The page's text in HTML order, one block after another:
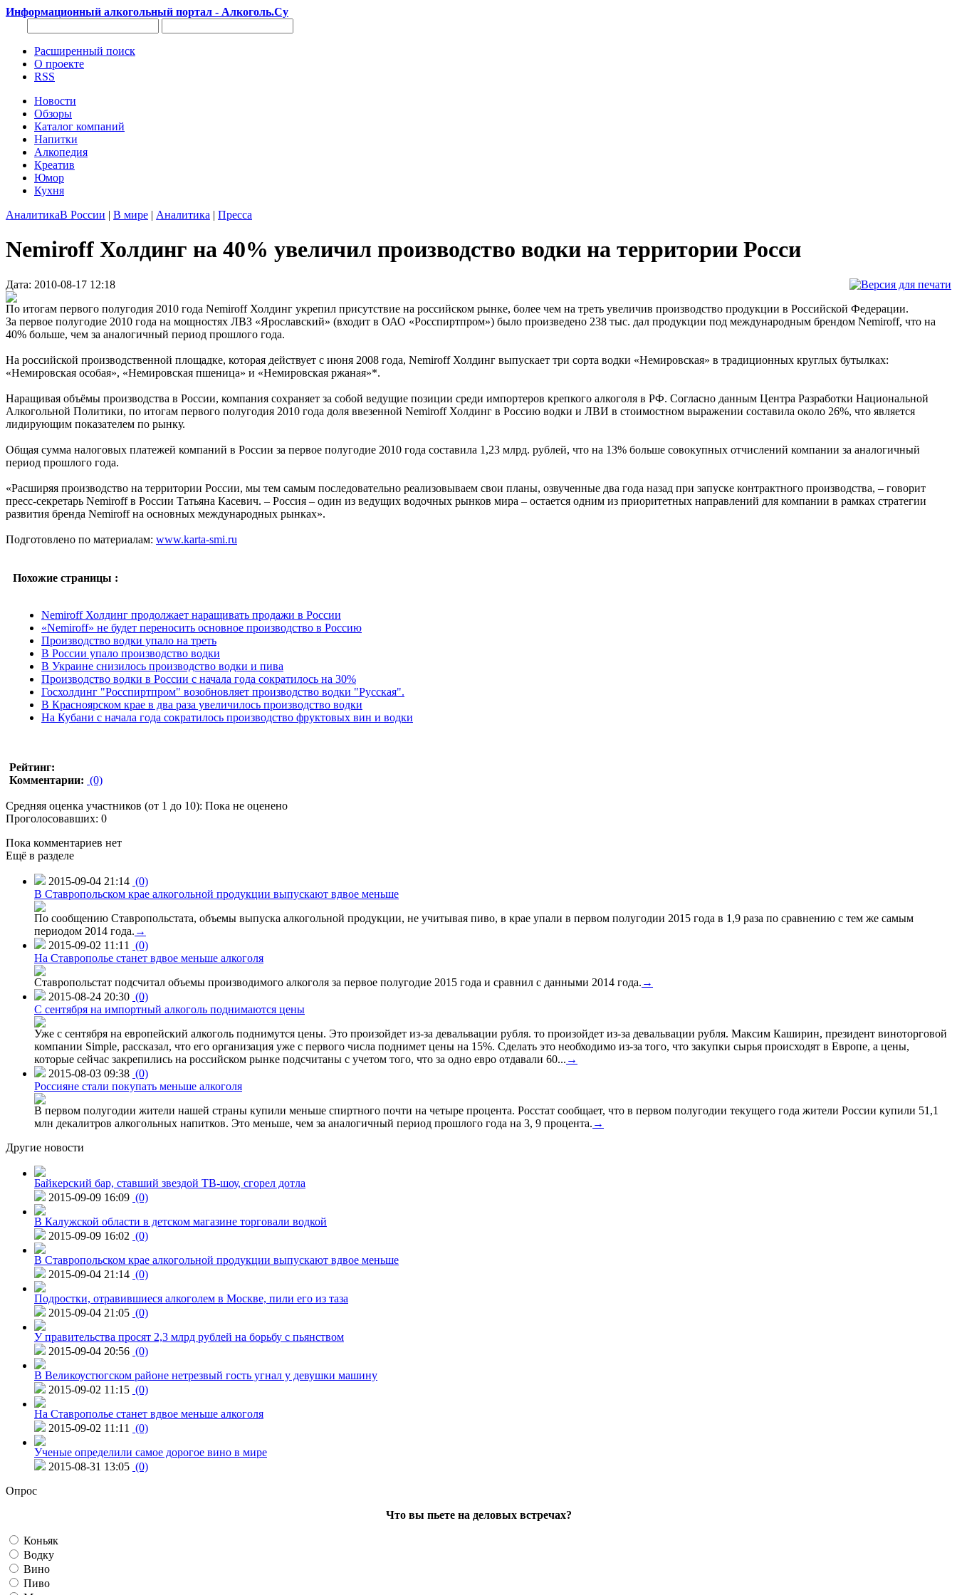
Информационный алкогольный портал - Алкоголь.Су
Расширенный поиск
О проекте
RSS
Новости
Обзоры
Каталог компаний
Напитки
Алкопедия
Креатив
Юмор
Кухня
АналитикаВ России | В мире | Аналитика | Пресса
Nemiroff Холдинг на 40% увеличил производство водки на территории Росси
Дата: 2010-08-17 12:18
По итогам первого полугодия 2010 года Nemiroff Холдинг укрепил присутствие на российском рынке, более чем на треть увеличив производство продукции в Российской Федерации.
За первое полугодие 2010 года на мощностях ЛВЗ «Ярославский» (входит в ОАО «Росспиртпром») было произведено 238 тыс. дал продукции под международным брендом Nemiroff, что на
40% больше, чем за аналогичный период прошлого года.
На российской производственной площадке, которая действует с июня 2008 года, Nemiroff Холдинг выпускает три сорта водки «Немировская» в традиционных круглых бутылках:
«Немировская особая», «Немировская пшеница» и «Немировская ржаная»*.
Наращивая объёмы производства в России, компания сохраняет за собой ведущие позиции среди импортеров крепкого алкоголя в РФ. Согласно данным Центра Разработки Национальной
Алкогольной Политики, по итогам первого полугодия 2010 года доля ввезенной Nemiroff Холдинг в Россию водки и ЛВИ в стоимостном выражении составила около 26%, что является
лидирующим показателем по рынку.
Общая сумма налоговых платежей компаний в России за первое полугодие 2010 года составила 1,23 млрд. рублей, что на 13% больше совокупных отчислений компании за аналогичный
период прошлого года.
«Расширяя производство на территории России, мы тем самым последовательно реализовываем свои планы, озвученные два года назад при запуске контрактного производства, – говорит
пресс-секретарь Nemiroff в России Татьяна Касевич. – Россия – один из ведущих водочных рынков мира – остается одним из приоритетных направлений для компании в рамках стратегии
развития бренда Nemiroff на основных международных рынках».
Подготовлено по материалам: www.karta-smi.ru
Похожие страницы :
Nemiroff Холдинг продолжает наращивать продажи в России
«Nemiroff» не будет переносить основное производство в Россию
Производство водки упало на треть
В России упало производство водки
В Украине снизилось производство водки и пива
Производство водки в России с начала года сократилось на 30%
Госхолдинг "Росспиртпром" возобновляет производство водки "Русская".
В Красноярском крае в два раза увеличилось производство водки
На Кубани с начала года сократилось производство фруктовых вин и водки
Рейтинг:
Комментарии: (0)
Средняя оценка участников (от 1 до 10): Пока не оценено
Проголосовавших: 0
Пока комментариев нет
Ещё в разделе
2015-09-04 21:14 (0)
В Ставропольском крае алкогольной продукции выпускают вдвое меньше
По сообщению Ставропольстата, объемы выпуска алкогольной продукции, не учитывая пиво, в крае упали в первом полугодии 2015 года в 1,9 раза по сравнению с тем же самым
периодом 2014 года. →
2015-09-02 11:11
(0)
На Ставрополье станет вдвое меньше алкоголя
Ставропольстат подсчитал объемы производимого алкоголя за первое полугодие 2015 года и сравнил с данными 2014 года. →
2015-08-24 20:30 (0)
C сентября на импортный алкоголь поднимаются цены
Уже с сентября на европейский алкоголь поднимутся цены. Это произойдет из-за девальвации рубля. то произойдет из-за девальвации рубля. Максим Каширин, президент виноторговой
компании Simple, рассказал, что его организация уже с первого числа поднимет цены на 15%. Сделать это необходимо из-за того, что закупки сырья происходят в Европе, а цены,
которые сейчас закрепились на российском рынке подсчитаны с учетом того, что за одно евро отдавали 60... →
2015-08-03 09:38 (0)
Россияне стали покупать меньше алкоголя
В первом полугодии жители нашей страны купили меньше спиртного почти на четыре процента. Росстат сообщает, что в первом полугодии текущего года жители России купили 51,1
млн декалитров алкогольных напитков. Это меньше, чем за аналогичный период прошлого года на 3, 9 процента. →
Другие новости
Байкерский бар, ставший звездой ТВ-шоу, сгорел дотла
2015-09-09 16:09 (0)
В Калужской области в детском магазине торговали водкой
2015-09-09 16:02 (0)
В Ставропольском крае алкогольной продукции выпускают вдвое меньше
2015-09-04 21:14 (0)
Подростки, отравившиеся алкоголем в Москве, пили его из таза
2015-09-04 21:05 (0)
У правительства просят 2,3 млрд рублей на борьбу с пьянством
2015-09-04 20:56 (0)
В Великоустюгском районе нетрезвый гость угнал у девушки машину
2015-09-02 11:15 (0)
На Ставрополье станет вдвое меньше алкоголя
2015-09-02 11:11
(0)
Ученые определили самое дорогое вино в мире
2015-08-31 13:05 (0)
Опрос
Что вы пьете на деловых встречах?
Коньяк
Водку
Вино
Пиво